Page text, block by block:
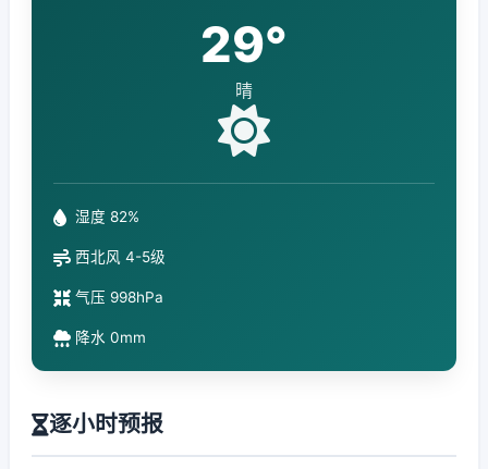
29°
晴
湿度 82%
西北风 4-5级
气压 998hPa
降水 0mm
逐小时预报